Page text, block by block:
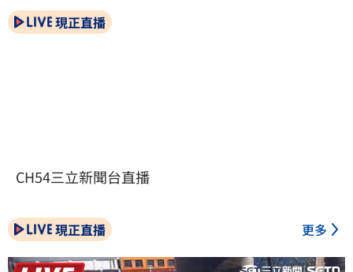
現正直播
CH54三立新聞台直播
現正直播 更多